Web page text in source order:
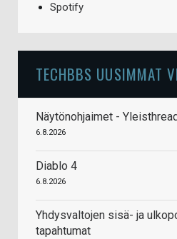
Spotify
TECHBBS UUSIMMAT
Näytönohjaimet -
6.8.2026
Diablo 4
6.8.2026
Yhdysvaltojen sisä- ja
tapahtumat